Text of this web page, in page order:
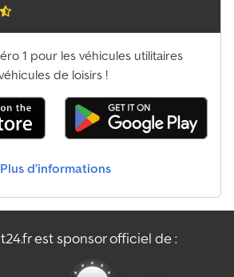
1 pour les véhicules utilitaires
de loisirs !
Plus d’informations
est sponsor officiel de :